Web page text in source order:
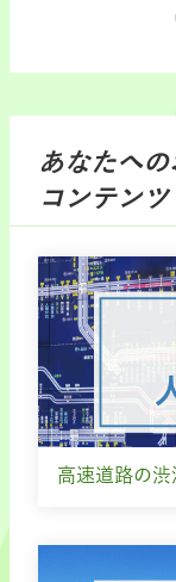
あなたへ
コンテンツ
高速道路の渋